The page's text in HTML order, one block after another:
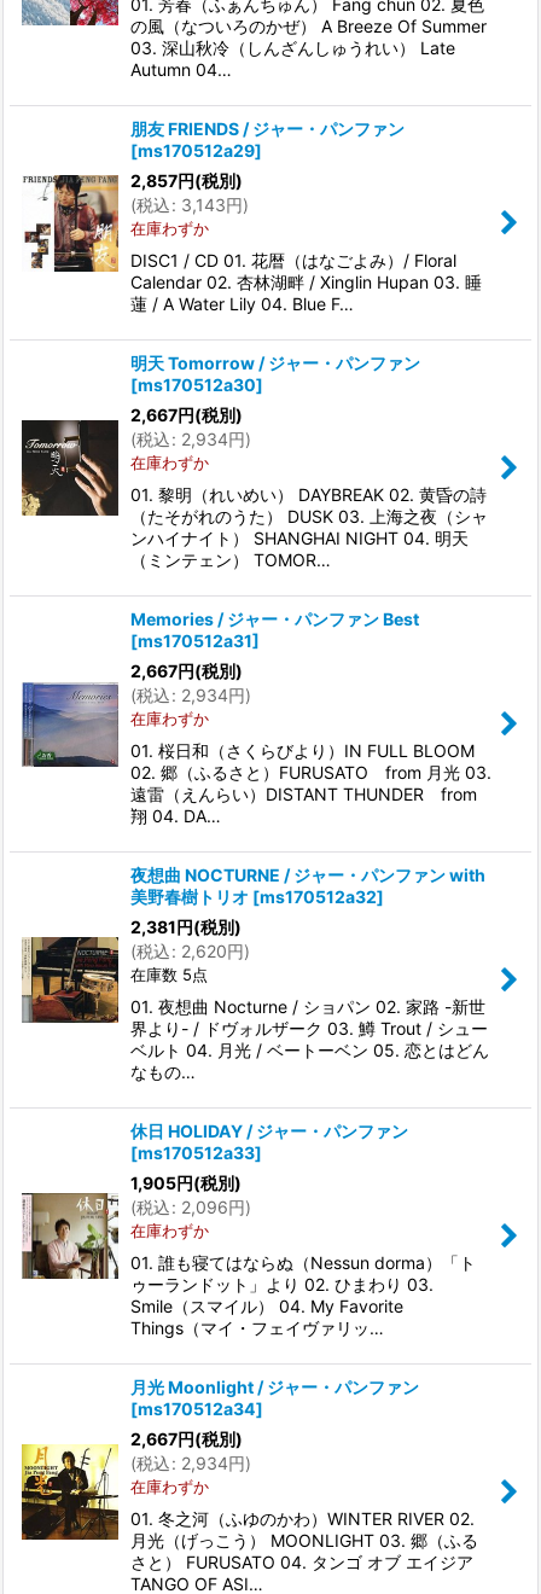
01. 芳春（ふぁんちゅん） Fang chun 02. 夏色
の風（なついろのかぜ） A Breeze Of Summer
03. 深山秋冷（しんざんしゅうれい） Late
Autumn 04…
朋友 FRIENDS / ジャー・パンファン
[ms170512a29]
2,857円(税別)
(税込: 3,143円)
在庫わずか
DISC1 / CD 01. 花暦（はなごよみ）/ Floral
Calendar 02. 杏林湖畔 / Xinglin Hupan 03. 睡
蓮 / A Water Lily 04. Blue F…
明天 Tomorrow / ジャー・パンファン
[ms170512a30]
2,667円(税別)
(税込: 2,934円)
在庫わずか
01. 黎明（れいめい） DAYBREAK 02. 黄昏の詩
（たそがれのうた） DUSK 03. 上海之夜（シャ
ンハイナイト） SHANGHAI NIGHT 04. 明天
（ミンテェン） TOMOR…
Memories / ジャー・パンファン Best
[ms170512a31]
2,667円(税別)
(税込: 2,934円)
在庫わずか
01. 桜日和（さくらびより）IN FULL BLOOM
02. 郷（ふるさと）FURUSATO from 月光 03.
遠雷（えんらい）DISTANT THUNDER from
翔 04. DA…
夜想曲 NOCTURNE / ジャー・パンファン with
美野春樹トリオ [ms170512a32]
2,381円(税別)
(税込: 2,620円)
在庫数 5点
01. 夜想曲 Nocturne / ショパン 02. 家路 -新世
界より- / ドヴォルザーク 03. 鱒 Trout / シュー
ベルト 04. 月光 / ベートーベン 05. 恋とはどん
なもの…
休日 HOLIDAY / ジャー・パンファン
[ms170512a33]
1,905円(税別)
(税込: 2,096円)
在庫わずか
01. 誰も寝てはならぬ（Nessun dorma）「ト
ゥーランドット」より 02. ひまわり 03.
Smile（スマイル） 04. My Favorite
Things（マイ・フェイヴァリッ…
月光 Moonlight / ジャー・パンファン
[ms170512a34]
2,667円(税別)
(税込: 2,934円)
在庫わずか
01. 冬之河（ふゆのかわ）WINTER RIVER 02.
月光（げっこう） MOONLIGHT 03. 郷（ふる
さと） FURUSATO 04. タンゴ オブ エイジア
TANGO OF ASI…